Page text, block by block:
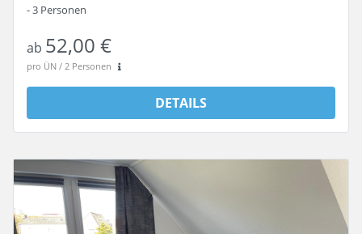
3 Personen
ab 52,00 €
pro ÜN / 2 Personen
DETAILS